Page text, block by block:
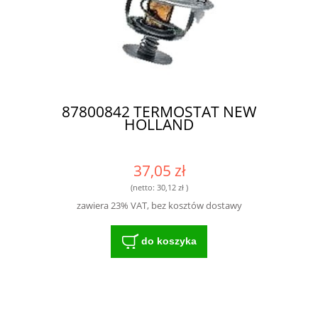
87800842 TERMOSTAT NEW
HOLLAND
37,05 zł
(netto: 30,12 zł)
zawiera 23% VAT, bez kosztów dostawy
do koszyka